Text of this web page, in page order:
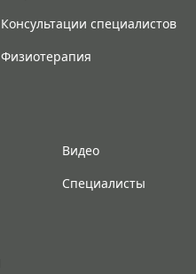
Консультации специалистов
Физиотерапия
Видео
Специалисты